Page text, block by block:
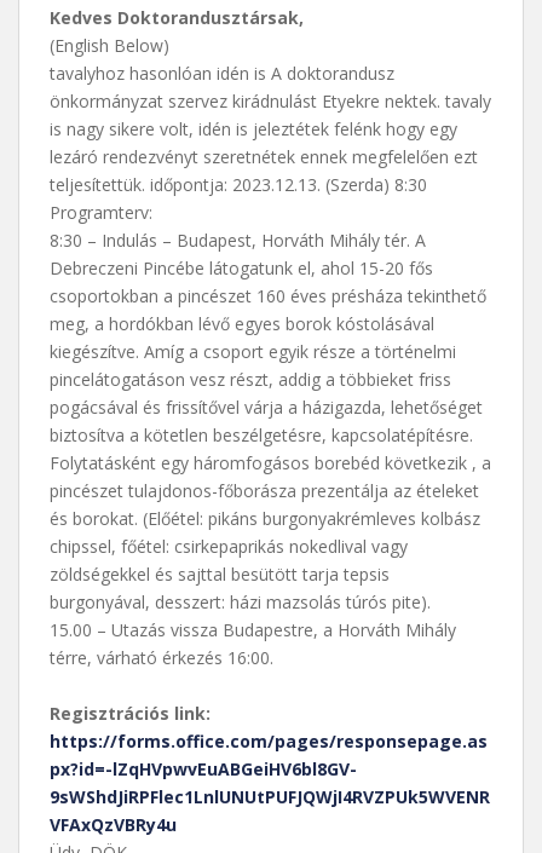
Kedves Doktorandusztársak,
(English Below)
tavalyhoz hasonlóan idén is A doktorandusz
önkormányzat szervez kirádnulást Etyekre nektek. tavaly
is nagy sikere volt, idén is jeleztétek felénk hogy egy
lezáró rendezvényt szeretnétek ennek megfelelően ezt
teljesítettük. időpontja: 2023.12.13. (Szerda) 8:30
Programterv:
8:30 – Indulás – Budapest, Horváth Mihály tér. A
Debreczeni Pincébe látogatunk el, ahol 15-20 fős
csoportokban a pincészet 160 éves présháza tekinthető
meg, a hordókban lévő egyes borok kóstolásával
kiegészítve. Amíg a csoport egyik része a történelmi
pincelátogatáson vesz részt, addig a többieket friss
pogácsával és frissítővel várja a házigazda, lehetőséget
biztosítva a kötetlen beszélgetésre, kapcsolatépítésre.
Folytatásként egy háromfogásos borebéd következik , a
pincészet tulajdonos-főborásza prezentálja az ételeket
és borokat. (Előétel: pikáns burgonyakrémleves kolbász
chipssel, főétel: csirkepaprikás nokedlival vagy
zöldségekkel és sajttal besütött tarja tepsis
burgonyával, desszert: házi mazsolás túrós pite).
15.00 – Utazás vissza Budapestre, a Horváth Mihály
térre, várható érkezés 16:00.
Regisztrációs link:
https://forms.office.com/pages/responsepage.as
px?id=-lZqHVpwvEuABGeiHV6bl8GV-
9sWShdJiRPFlec1LnlUNUtPUFJQWjI4RVZPUk5WVENR
VFAxQzVBRy4u